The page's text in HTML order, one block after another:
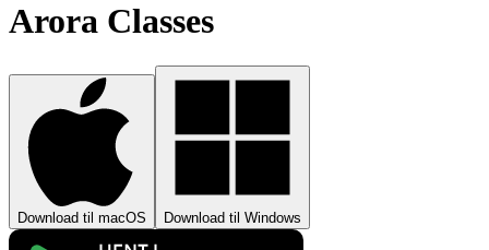
Arora Classes
Download til macOS Download til Windows